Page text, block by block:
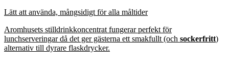
Lätt att använda, mångsidigt för alla måltider
Aromhusets stilldrinkkoncentrat fungerar perfekt för
lunchserveringar då det ger gästerna ett smakfullt (och sockerfritt)
alternativ till dyrare flaskdrycker.